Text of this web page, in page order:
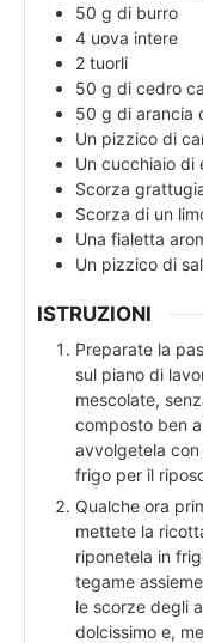
50 g di burro
4 uova intere
2 tuorli
50 g di cedro
50 g di arancia
Un pizzico di
Un cucchiaio di
Scorza
Scorza di un
Una fialetta
Un pizzico di
ISTRUZIONI
Preparate la
sul piano di
mescolate,
composto ben
avvolgetela
frigo per il
Qualche ora
mettete la
riponetela in
tegame
le scorze degli
dolcissimo e,